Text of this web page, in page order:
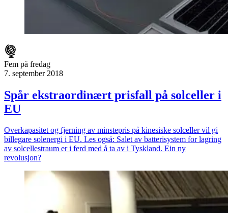
Fem på fredag
7. september 2018
Spår ekstraordinært prisfall på solceller i
EU
Overkapasitet og fjerning av minstepris på kinesiske solceller vil gi
billegare solenergi i EU. Les også: Salet av batterisystem for lagring
av solcellestraum er i ferd med å ta av i Tyskland. Ein ny
revolusjon?